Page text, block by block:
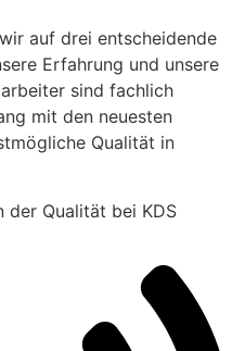
auf drei entscheidende
Erfahrung und unsere
sind fachlich
mit den neuesten
Qualität in
der Qualität bei KDS